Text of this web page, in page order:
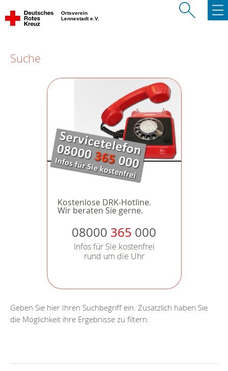
Ortsverein
Lennestadt e.V.
Suche
Kostenlose DRK-Hotline.
Wir beraten Sie gerne.
08000 365 000
Infos für Sie kostenfrei
rund um die Uhr
Geben Sie hier Ihren Suchbegriff ein. Zusätzlich haben Sie
die Möglichkeit ihre Ergebnisse zu filtern.